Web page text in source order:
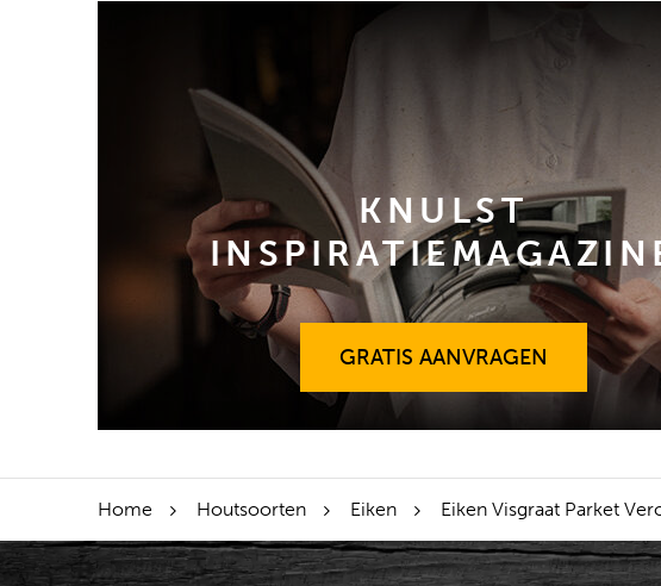
KNULST
GRATIS AANVRAGEN
GRATIS AANVRAGEN
Home Houtsoorten Eiken Eiken Visgraat Parket